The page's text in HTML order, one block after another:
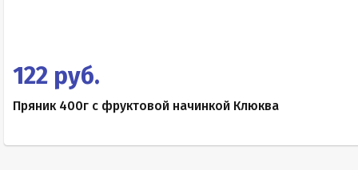
122 руб.
Пряник 400г с фруктовой начинкой Клюква